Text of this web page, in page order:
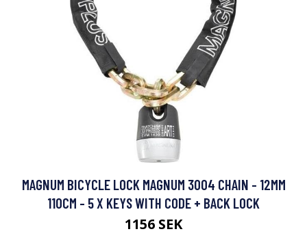
MAGNUM BICYCLE LOCK MAGNUM 3004 CHAIN - 12MM
110CM - 5 X KEYS WITH CODE + BACK LOCK
1156 SEK